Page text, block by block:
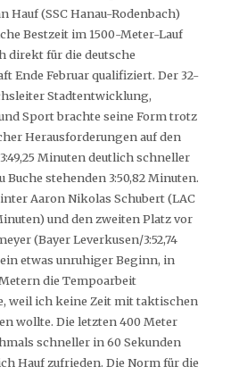
Hauf (SSC Hanau-Rodenbach)
Bestzeit im 1500-Meter-Lauf
direkt für die deutsche
Ende Februar qualifiziert. Der 32-
Stadtentwicklung,
Sport brachte seine Form trotz
Herausforderungen auf den
Minuten deutlich schneller
Buche stehenden 3:50,82 Minuten.
Aaron Nikolas Schubert (LAC
und den zweiten Platz vor
(Bayer Leverkusen/3:52,74
etwas unruhiger Beginn, in
die Tempoarbeit
weil ich keine Zeit mit taktischen
wollte. Die letzten 400 Meter
schneller in 60 Sekunden
Hauf zufrieden. Die Norm für die